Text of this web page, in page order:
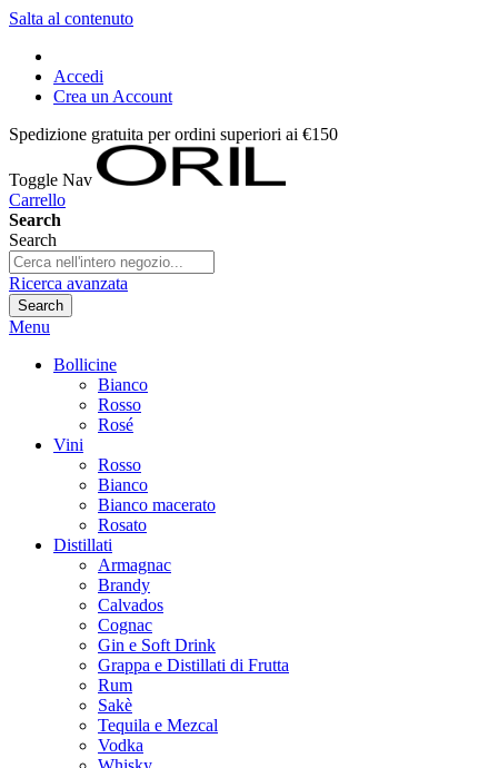
Salta al contenuto
Accedi
Crea un Account
Spedizione gratuita per ordini superiori ai €150
Toggle Nav
Carrello
Search
Search
Ricerca avanzata
Search
Menu
Bollicine
Bianco
Rosso
Rosé
Vini
Rosso
Bianco
Bianco macerato
Rosato
Distillati
Armagnac
Brandy
Calvados
Cognac
Gin e Soft Drink
Grappa e Distillati di Frutta
Rum
Sakè
Tequila e Mezcal
Vodka